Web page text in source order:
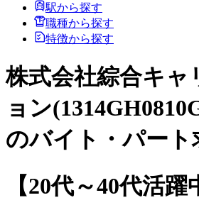
駅から探す
職種から探す
特徴から探す
株式会社綜合キャ
ョン
のバイト・パート
【20代～40代活